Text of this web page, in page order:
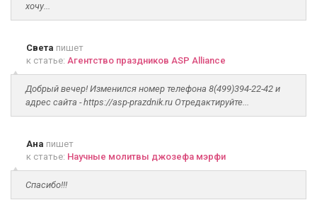
хочу...
Света пишет
к статье: Агентство праздников ASP Alliance
Добрый вечер! Изменился номер телефона 8(499)394-22-42 и
адрес сайта - https://asp-prazdnik.ru Отредактируйте...
Ана пишет
к статье: Научные молитвы джозефа мэрфи
Спасибо!!!